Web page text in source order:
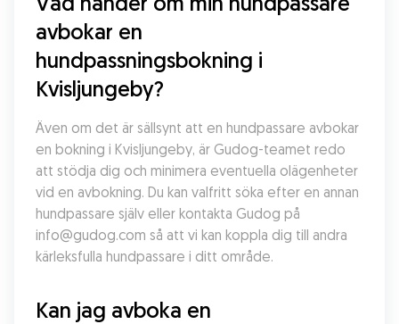
avbokar en
hundpassningsbokning i
Kvisljungeby?
Även om det är sällsynt att en hundpassare avbokar
en bokning i Kvisljungeby, är Gudog-teamet redo
att stödja dig och minimera eventuella olägenheter
vid en avbokning. Du kan valfritt söka efter en annan
hundpassare själv eller kontakta Gudog på
info@gudog.com så att vi kan koppla dig till andra
kärleksfulla hundpassare i ditt område.
Kan jag avboka en